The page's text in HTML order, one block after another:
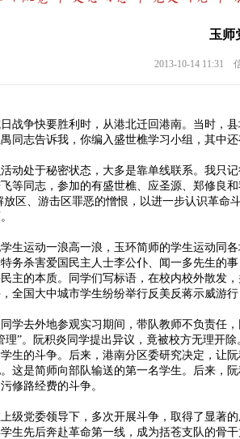
玉师
2013-10-14 11:31
争快要胜利时，从港北迁回港南。当时，县
同志告诉我，你编入盛世樵学习小组，其中
动处于秘密状态，大多是靠单线联系。我只
等同志，参加的有盛世樵、应圣源、郑修良
放区、游击区罪恶的憎恨，以进一步认识革
生运动一浪高一浪，玉环简师的学生运动同
务杀害爱国民主人士李公仆、闻一多先生的
主的本质。同学们写标语，在校内校外散发
全国大中城市学生纷纷举行反美反蒋示威游
学去外地参观实习期间，带队教师不负责任
理”。阮积炎同学提出异议，竟被校方无理开
生的斗争。后来，港南分区委研究决定，让
这是简师向部队输送的第一名学生。后来，
修路经费的斗争。
级党委领导下，多次开展斗争，取得了显著
生先后奔赴革命第一线，成为括苍支队的骨